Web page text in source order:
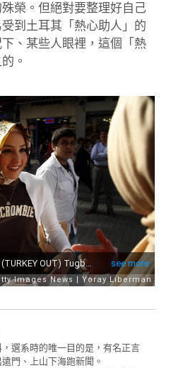
榮。但絕對要整理好自己
到土耳其「熱心助人」的
、某些人眼裡，這個「熱
。
選系時的唯一目的是，有名正言
門、上山下海跑新聞。